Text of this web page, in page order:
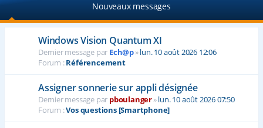
Nouveaux messages
Windows Vision Quantum XI
Dernier message par Ech@p»lun. 10 août 2026 12:06
Forum :Référencement
Assigner sonnerie sur appli désignée
Dernier message par pboulanger»lun. 10 août 2026 07:50
Forum :Vos questions [Smartphone]